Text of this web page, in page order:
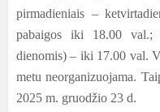
pirmadieniais –
pabaigos iki 18.00 val.;
dienomis) – iki 17.00 val.
metu neorganizuojama.
2025 m. gruodžio 23 d.